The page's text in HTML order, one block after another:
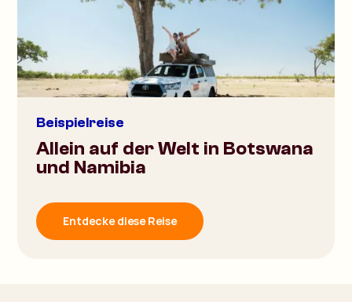
Beispielreise
Allein auf der Welt in Botswana
und Namibia
Entdecke diese Reise